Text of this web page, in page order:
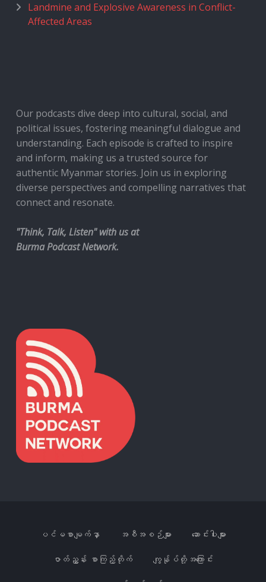
Landmine and Explosive Awareness in Conflict-
Affected Areas
Our podcasts dive deep into cultural, social, and
political issues, fostering meaningful dialogue and
understanding. Each episode is crafted to inspire
and inform, making us a trusted source for
authentic Myanmar stories. Join us in exploring
diverse perspectives and compelling narratives that
connect and resonate.
"Think, Talk, Listen" with us at
Burma Podcast Network.
ပင်မစာမျက်နှာ အစီအစဉ်များ ဆောင်းပါးများ
ဇာတ်ညွှန်း စာကြည့်တိုက် ကျွန်ုပ်တို့အကြောင်း